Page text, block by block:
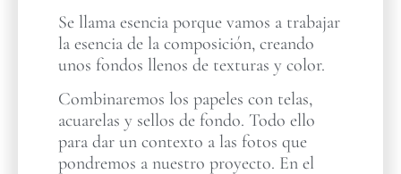
Se llama esencia porque vamos a trabajar
la esencia de la composición, creando
unos fondos llenos de texturas y color.
Combinaremos los papeles con telas,
acuarelas y sellos de fondo. Todo ello
para dar un contexto a las fotos que
pondremos a nuestro proyecto. En el